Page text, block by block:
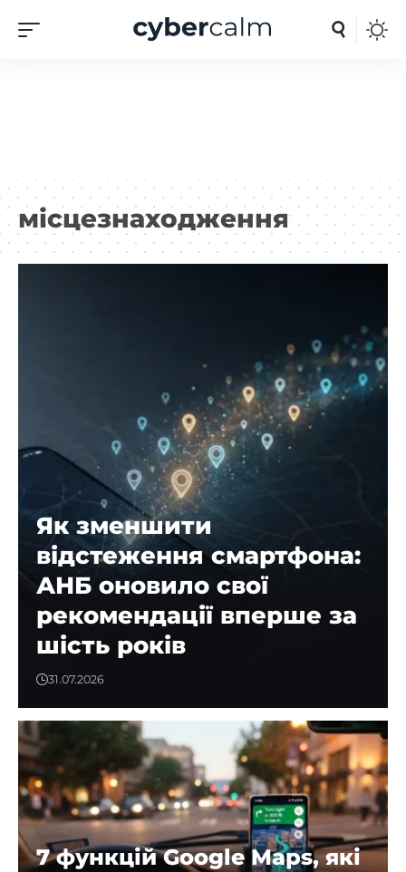
місцезнаходження
Як зменшити
відстеження смартфона:
АНБ оновило свої
рекомендації вперше за
шість років
31.07.2026
7 функцій Google Maps, які